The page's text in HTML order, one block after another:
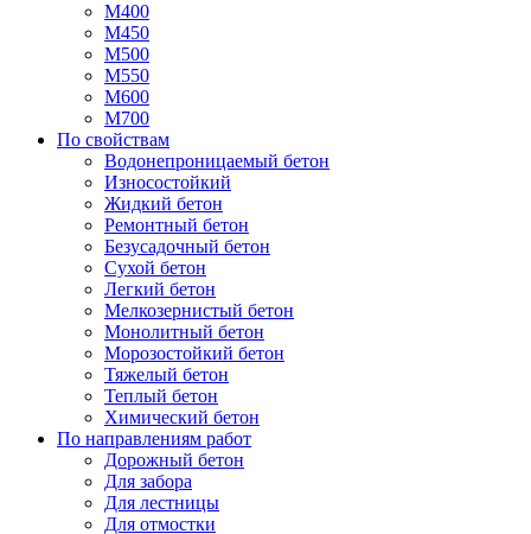
М400
М450
М500
М550
М600
М700
По свойствам
Водонепроницаемый бетон
Износостойкий
Жидкий бетон
Ремонтный бетон
Безусадочный бетон
Сухой бетон
Легкий бетон
Мелкозернистый бетон
Монолитный бетон
Морозостойкий бетон
Тяжелый бетон
Теплый бетон
Химический бетон
По направлениям работ
Дорожный бетон
Для забора
Для лестницы
Для отмостки